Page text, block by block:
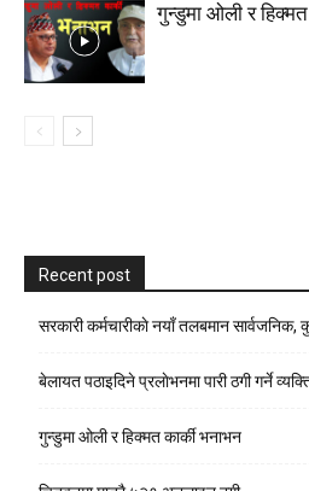
गुन्डुमा ओली र
Recent post
सरकारी कर्मचारीकाे नयाँ तलबमान
बेलायत पठाइदिने प्रलाेभनमा पारी ठगी गर्ने
गुन्डुमा ओली र हिक्मत कार्की भनाभन